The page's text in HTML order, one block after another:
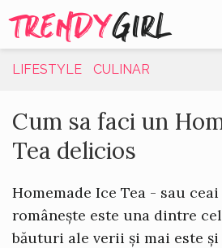
TRENDYGIRL
LIFESTYLE CULINAR
Cum sa faci un
Tea delicios
Homemade Ice Tea - sau
românește este una dintre
băuturi ale verii și mai este